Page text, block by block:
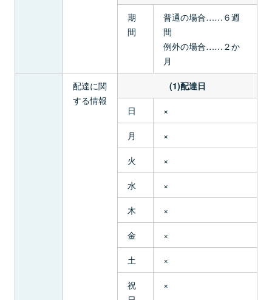
期
間
普通の場合……６週
間
例外の場合……２か
月
配達に関
する情報
(1)配達日
日
×
月
×
火
×
水
×
木
×
金
×
土
×
祝
×